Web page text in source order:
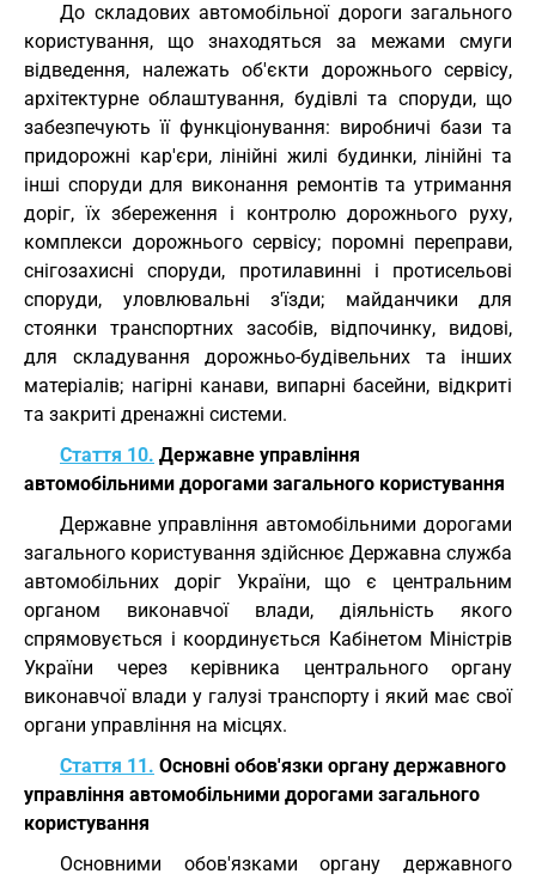
До складових автомобільної дороги загального
користування, що знаходяться за межами смуги
відведення, належать об'єкти дорожнього сервісу,
архітектурне облаштування, будівлі та споруди, що
забезпечують її функціонування: виробничі бази та
придорожні кар'єри, лінійні жилі будинки, лінійні та
інші споруди для виконання ремонтів та утримання
доріг, їх збереження і контролю дорожнього руху,
комплекси дорожнього сервісу; поромні переправи,
снігозахисні споруди, протилавинні і протисельові
споруди, уловлювальні з'їзди; майданчики для
стоянки транспортних засобів, відпочинку, видові,
для складування дорожньо-будівельних та інших
матеріалів; нагірні канави, випарні басейни, відкриті
та закриті дренажні системи.
Стаття 10. Державне управління
автомобільними дорогами загального користування
Державне управління автомобільними дорогами
загального користування здійснює Державна служба
автомобільних доріг України, що є центральним
органом виконавчої влади, діяльність якого
спрямовується і координується Кабінетом Міністрів
України через керівника центрального органу
виконавчої влади у галузі транспорту і який має свої
органи управління на місцях.
Стаття 11. Основні обов'язки органу державного
управління автомобільними дорогами загального
користування
Основними обов'язками органу державного